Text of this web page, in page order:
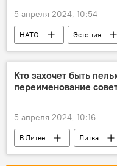
5 апреля 2024, 10:54
НАТО Эстония
Украина
саммит
Кто захочет быть
переименование
5 апреля 2024, 10:16
В Литве Литва
СССР
Общество